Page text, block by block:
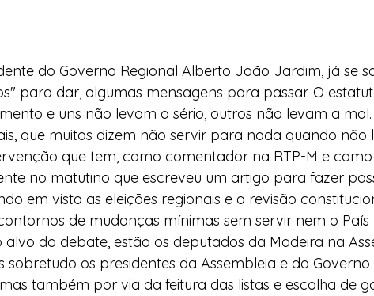
do Governo Regional Alberto João Jardim, já se
para dar, algumas mensagens para passar. O
e uns não levam a sério, outros não levam a
que muitos dizem não servir para nada quando não
que tem, como comentador na RTP-M e
no matutino que escreveu um artigo para fazer
em vista as eleições regionais e a revisão
de mudanças mínimas sem servir nem o País
alvo do debate, estão os deputados da Madeira na
sobretudo os presidentes da Assembleia e do Governo
também por via da feitura das listas e escolha de